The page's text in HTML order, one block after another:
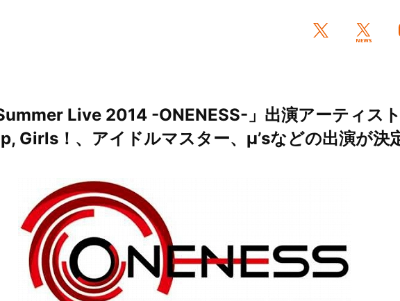
Live 2014 -ONENESS-」出演アーティス
Girls！、アイドルマスター、μ’sなどの出演が決